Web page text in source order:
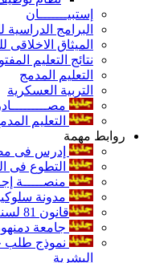
إستبيـــــــان
البرامج الدراسية
الميثاق الاخلاقى
نتائج التعليم
التعليم المدمج
التربية العسكرية
التعليم
روابط مهمة
إدرس فى
التطوع فى
منصـــــة
مدونة
قانون 81 لسنة 2016 " الخدمة المدنيــة "
جامعة
نموذج طلب
البشرية